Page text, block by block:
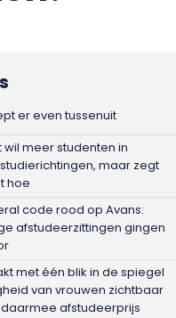
er even tussenuit
wil meer studenten in
maar zegt
hoe
code rood op Avans:
afstudeerzittingen gingen
met één blik in de spiegel
van vrouwen zichtbaar
afstudeerprijs